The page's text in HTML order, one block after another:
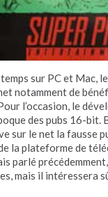
sur PC et
notamment de
l’occasion, le
des pubs 16-bit.
sur le net la fausse
la plateforme de
parlé
mais il intéressera